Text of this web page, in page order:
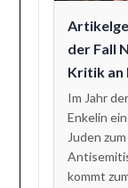
der Fall
Kritik an
Im Jahr
Enkelin
Juden
kommt